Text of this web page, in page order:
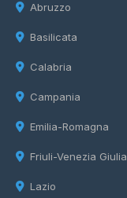
Abruzzo
Basilicata
Calabria
Campania
Emilia-Romagna
Friuli-Venezia Giulia
Lazio